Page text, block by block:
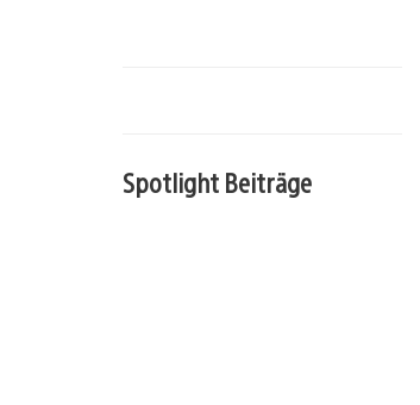
Spotlight Beiträge